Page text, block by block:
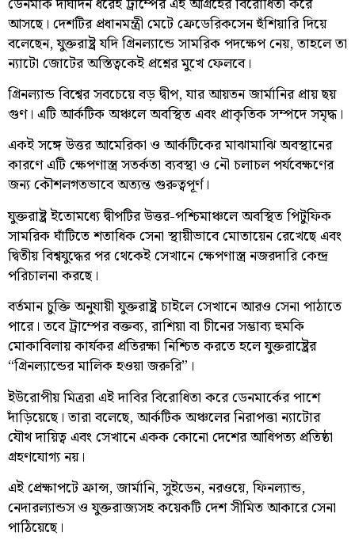
আসছে। দেশটির প্রধানমন্ত্রী মেটে ফ্রেডেরিকসেন হুঁশিয়ারি দিয়ে
বলেছেন, যুক্তরাষ্ট্র যদি গ্রিনল্যান্ডে সামরিক পদক্ষেপ নেয়, তাহলে তা
ন্যাটো জোটের অস্তিত্বকেই প্রশ্নের মুখে ফেলবে।
গ্রিনল্যান্ড বিশ্বের সবচেয়ে বড় দ্বীপ, যার আয়তন জার্মানির প্রায় ছয়
গুণ। এটি আর্কটিক অঞ্চলে অবস্থিত এবং প্রাকৃতিক সম্পদে সমৃদ্ধ।
একই সঙ্গে উত্তর আমেরিকা ও আর্কটিকের মাঝামাঝি অবস্থানের
কারণে এটি ক্ষেপণাস্ত্র সতর্কতা ব্যবস্থা ও নৌ চলাচল পর্যবেক্ষণের
জন্য কৌশলগতভাবে অত্যন্ত গুরুত্বপূর্ণ।
যুক্তরাষ্ট্র ইতোমধ্যে দ্বীপটির উত্তর-পশ্চিমাঞ্চলে অবস্থিত পিটুফিক
সামরিক ঘাঁটিতে শতাধিক সেনা স্থায়ীভাবে মোতায়েন রেখেছে এবং
দ্বিতীয় বিশ্বযুদ্ধের পর থেকেই সেখানে ক্ষেপণাস্ত্র নজরদারি কেন্দ্র
পরিচালনা করছে।
বর্তমান চুক্তি অনুযায়ী যুক্তরাষ্ট্র চাইলে সেখানে আরও সেনা পাঠাতে
পারে। তবে ট্রাম্পের বক্তব্য, রাশিয়া বা চীনের সম্ভাব্য হুমকি
মোকাবিলায় কার্যকর প্রতিরক্ষা নিশ্চিত করতে হলে যুক্তরাষ্ট্রের
“গ্রিনল্যান্ডের মালিক হওয়া জরুরি”।
ইউরোপীয় মিত্ররা এই দাবির বিরোধিতা করে ডেনমার্কের পাশে
দাঁড়িয়েছে। তারা বলেছে, আর্কটিক অঞ্চলের নিরাপত্তা ন্যাটোর
যৌথ দায়িত্ব এবং সেখানে একক কোনো দেশের আধিপত্য প্রতিষ্ঠা
গ্রহণযোগ্য নয়।
এই প্রেক্ষাপটে ফ্রান্স, জার্মানি, সুইডেন, নরওয়ে, ফিনল্যান্ড,
নেদারল্যান্ডস ও যুক্তরাজ্যসহ কয়েকটি দেশ সীমিত আকারে সেনা
পাঠিয়েছে।